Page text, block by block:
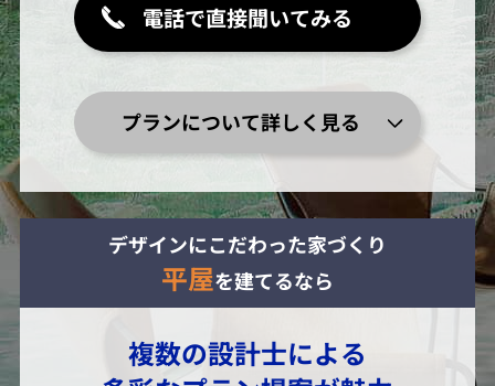
電話で直接聞いてみる
プランについて詳しく見る
デザインにこだわった家づくり
平屋を建てるなら
複数の設計士による